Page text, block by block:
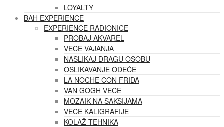
LOYALTY
BAH EXPERIENCE
EXPERIENCE RADIONICE
PROBAJ AKVAREL
VEČE VAJANJA
NASLIKAJ DRAGU OSOBU
OSLIKAVANJE ODEĆE
LA NOCHE CON FRIDA
VAN GOGH VEČE
MOZAIK NA SAKSIJAMA
VEČE KALIGRAFIJE
KOLAŽ TEHNIKA